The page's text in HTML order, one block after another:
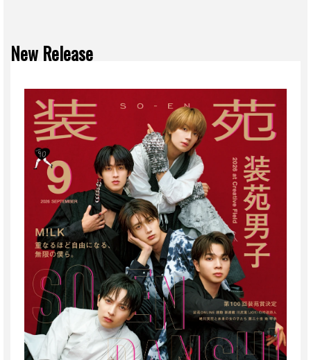
New Release